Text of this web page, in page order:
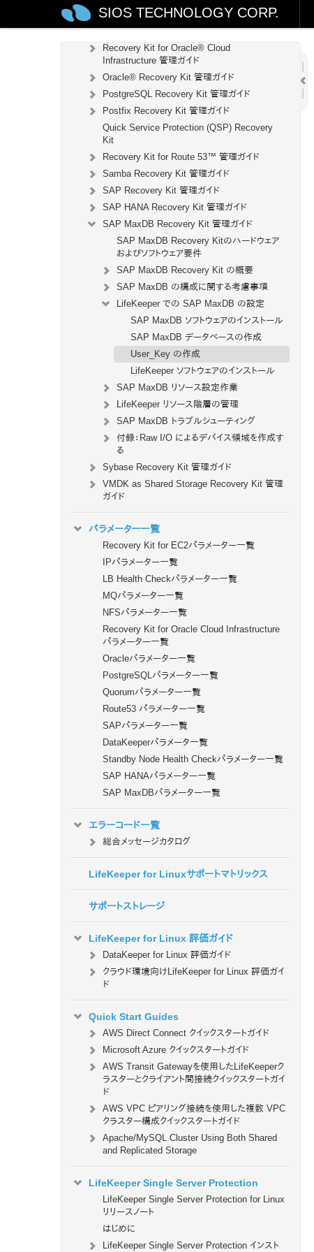
SIOS TECHNOLOGY CORP.
NAS Recovery Kit 管理ガイド
NFS Recovery Kit 管理ガイド
Recovery Kit for Oracle® Cloud
Infrastructure 管理ガイド
Oracle® Recovery Kit 管理ガイド
PostgreSQL Recovery Kit 管理ガイド
Postfix Recovery Kit 管理ガイド
Quick Service Protection (QSP) Recovery
Kit
Recovery Kit for Route 53™ 管理ガイド
Samba Recovery Kit 管理ガイド
SAP Recovery Kit 管理ガイド
SAP HANA Recovery Kit 管理ガイド
SAP MaxDB Recovery Kit 管理ガイド
SAP MaxDB Recovery Kitのハードウェア
およびソフトウェア要件
SAP MaxDB Recovery Kit の概要
SAP MaxDB の構成に関する考慮事項
LifeKeeper での SAP MaxDB の設定
SAP MaxDB ソフトウェアのインストール
SAP MaxDB データベースの作成
User_Key の作成
LifeKeeper ソフトウェアのインストール
SAP MaxDB リソース設定作業
LifeKeeper リソース階層の管理
SAP MaxDB トラブルシューティング
付録：Raw I/O によるデバイス領域を作成す
る
Sybase Recovery Kit 管理ガイド
VMDK as Shared Storage Recovery Kit 管理
ガイド
パラメーター一覧
Recovery Kit for EC2パラメーター一覧
IPパラメーター一覧
LB Health Checkパラメーター一覧
MQパラメーター一覧
NFSパラメーター一覧
Recovery Kit for Oracle Cloud Infrastructure
パラメーター一覧
Oracleパラメーター一覧
PostgreSQLパラメーター一覧
Quorumパラメーター一覧
Route53 パラメーター一覧
SAPパラメーター一覧
DataKeeperパラメータ一覧
Standby Node Health Checkパラメーター一覧
SAP HANAパラメーター一覧
SAP MaxDBパラメーター一覧
エラーコード一覧
総合メッセージカタログ
LifeKeeper for Linuxサポートマトリックス
サポートストレージ
LifeKeeper for Linux 評価ガイド
DataKeeper for Linux 評価ガイド
クラウド環境向けLifeKeeper for Linux 評価ガイ
ド
Quick Start Guides
AWS Direct Connect クイックスタートガイド
Microsoft Azure クイックスタートガイド
AWS Transit Gatewayを使用したLifeKeeperク
ラスターとクライアント間接続クイックスタートガイ
ド
AWS VPC ピアリング接続を使用した複数 VPC
クラスター構成クイックスタートガイド
Apache/MySQL Cluster Using Both Shared
and Replicated Storage
LifeKeeper Single Server Protection
LifeKeeper Single Server Protection for Linux
リリースノート
はじめに
LifeKeeper Single Server Protection インスト